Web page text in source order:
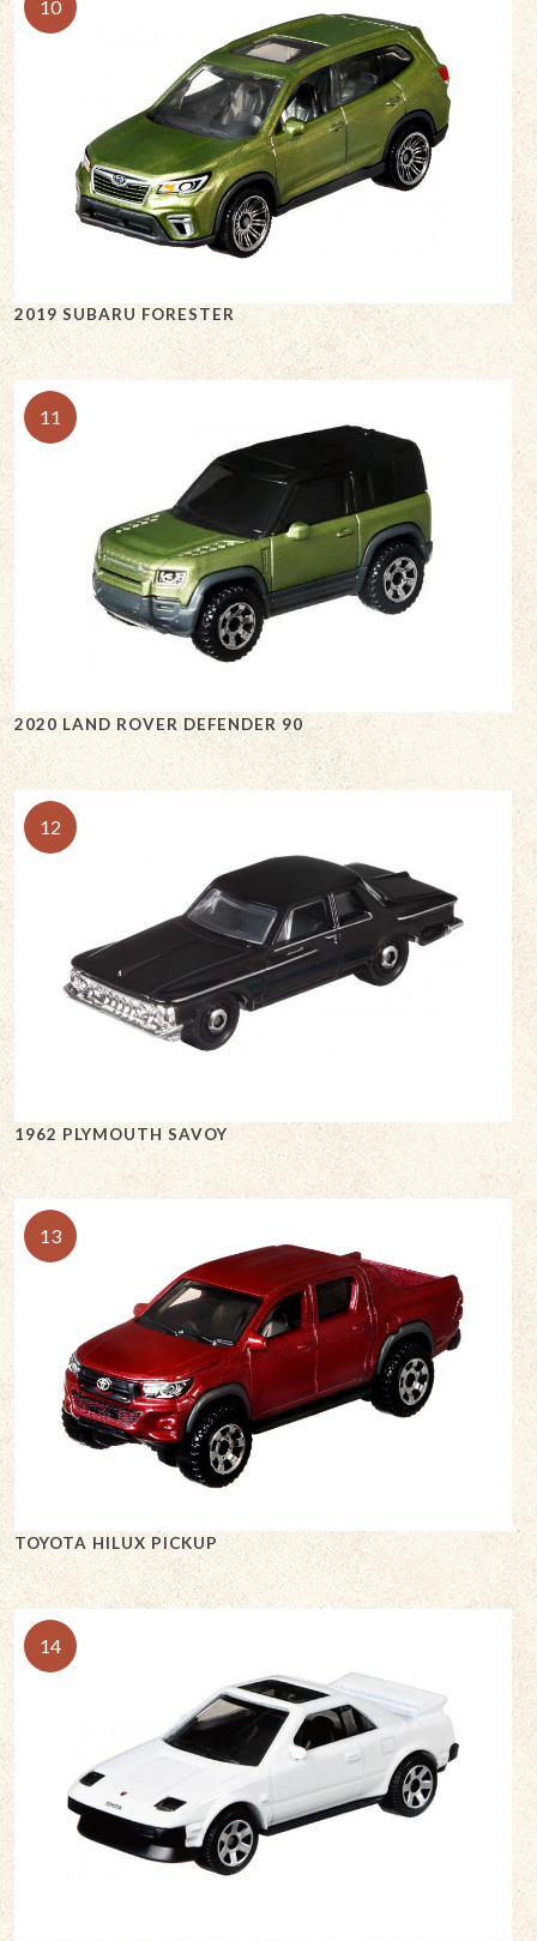
2019 SUBARU FORESTER
10
2020 LAND ROVER DEFENDER 90
11
1962 PLYMOUTH SAVOY
12
TOYOTA HILUX PICKUP
13
14